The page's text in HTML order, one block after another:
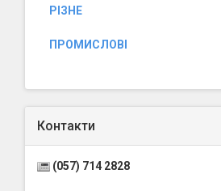
РІЗНЕ
ПРОМИСЛОВІ
Контакти
(057) 714 2828